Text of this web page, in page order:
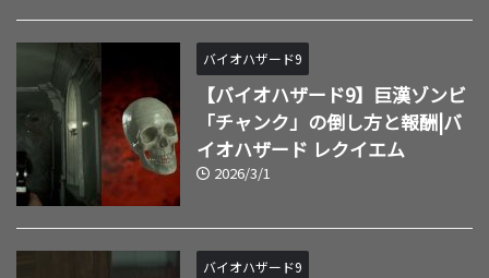
バイオハザード9
【バイオハザード9】巨漢ゾンビ
「チャンク」の倒し方と報酬|バ
イオハザード レクイエム
2026/3/1
バイオハザード9